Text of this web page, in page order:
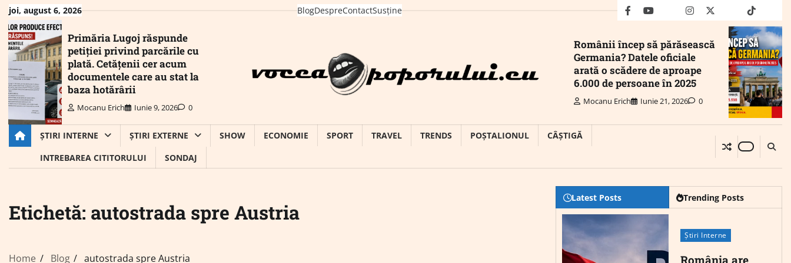
Skip
content
joi, august 6, 2026 BlogDespreContactSusține facebookyoutubeMailinstagram
twitter truthtiktok
Primăria Lugoj răspunde
petiției privind parcările cu
plată. Cetățenii cer acum
documentele care au stat la
baza hotărârii
Mocanu Erich Iunie 9, 2026 0
Românii încep să părăsească
Germania? Datele oficiale
arată o scădere de aproape
6.000 de persoane în 2025
Mocanu Erich Iunie 21, 2026 0
ȘTIRI INTERNE ȘTIRI EXTERNE SHOW ECONOMIE SPORT TRAVEL TRENDS POȘTALIONUL
CÂȘTIGĂ
INTREBAREA CITITORULUI
SONDAJ
Etichetă: autostrada spre Austria
Home Blog autostrada spre Austria
Latest Posts Trending Posts
Știri Interne
România are